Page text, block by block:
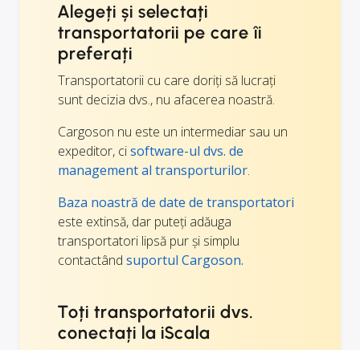
Alegeți și selectați
transportatorii pe care îi
preferați
Transportatorii cu care doriți să lucrați
sunt decizia dvs., nu afacerea noastră.
Cargoson nu este un intermediar sau un
expeditor, cisoftware-ul dvs. de
management al transporturilor.
Baza noastră de date de transportatori
este extinsă, dar puteți adăuga
transportatori lipsă pur și simplu
contactând suportul Cargoson.
Toți transportatorii dvs.
conectați la iScala